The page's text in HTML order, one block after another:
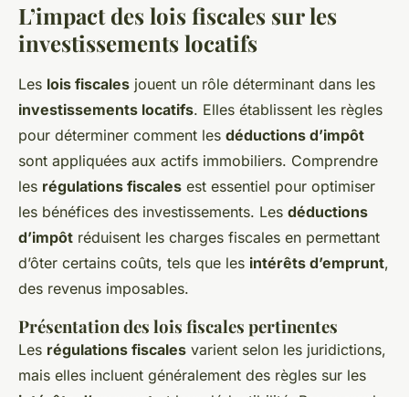
L’impact des lois fiscales sur les
investissements locatifs
Les lois fiscales jouent un rôle déterminant dans les
investissements locatifs. Elles établissent les règles
pour déterminer comment les déductions d’impôt
sont appliquées aux actifs immobiliers. Comprendre
les régulations fiscales est essentiel pour optimiser
les bénéfices des investissements. Les déductions
d’impôt réduisent les charges fiscales en permettant
d’ôter certains coûts, tels que les intérêts d’emprunt,
des revenus imposables.
Présentation des lois fiscales pertinentes
Les régulations fiscales varient selon les juridictions,
mais elles incluent généralement des règles sur les